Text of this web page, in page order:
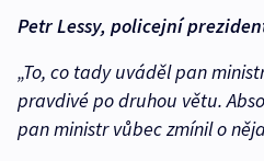
Petr Lessy, policejní
„To, co tady uváděl pan
pravdivé po druhou větu.
pan ministr vůbec zmínil o